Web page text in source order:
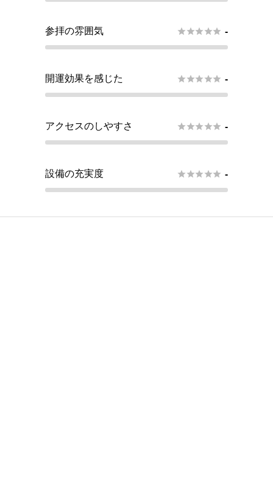
参拝の雰囲気  -
開運効果を感じた  -
アクセスのしやすさ  -
設備の充実度  -